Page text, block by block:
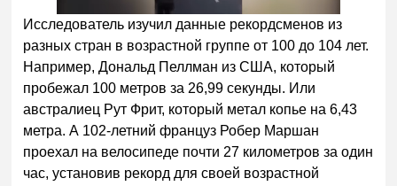
Исследователь изучил данные рекордсменов из
разных стран в возрастной группе от 100 до 104 лет.
Например, Дональд Пеллман из США, который
пробежал 100 метров за 26,99 секунды. Или
австралиец Рут Фрит, который метал копье на 6,43
метра. А 102-летний француз Робер Маршан
проехал на велосипеде почти 27 километров за один
час, установив рекорд для своей возрастной